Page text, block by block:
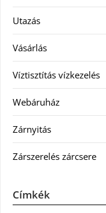
Utazás
Vásárlás
Víztisztítás vízkezelés
Webáruház
Zárnyitás
Zárszerelés zárcsere
Címkék